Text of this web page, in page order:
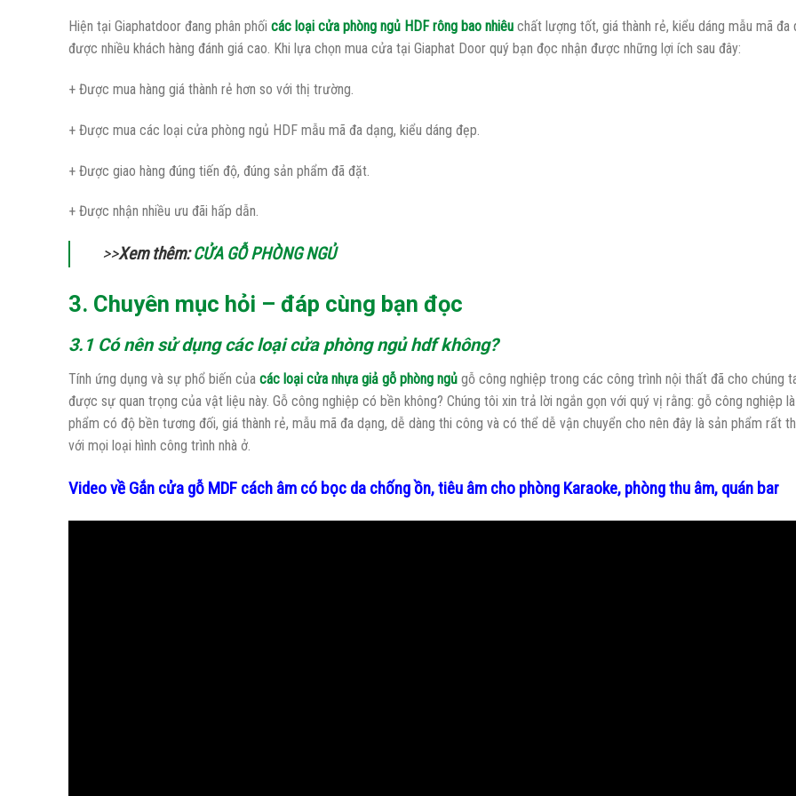
Hiện tại Giaphatdoor đang phân phối các loại cửa phòng ngủ HDF rông bao nhiêu chất lượng tốt, giá thành rẻ, kiểu dáng mẫu mã đa
được nhiều khách hàng đánh giá cao. Khi lựa chọn mua cửa tại Giaphat Door quý bạn đọc nhận được những lợi ích sau đây:
+ Được mua hàng giá thành rẻ hơn so với thị trường.
+ Được mua các loại cửa phòng ngủ HDF mẫu mã đa dạng, kiểu dáng đẹp.
+ Được giao hàng đúng tiến độ, đúng sản phẩm đã đặt.
+ Được nhận nhiều ưu đãi hấp dẫn.
>>Xem thêm:CỬA GỖ PHÒNG NGỦ
3. Chuyên mục hỏi – đáp cùng bạn đọc
3.1 Có nên sử dụng các loại cửa phòng ngủ hdf không?
Tính ứng dụng và sự phổ biến của các loại cửa nhựa giả gỗ phòng ngủ gỗ công nghiệp trong các công trình nội thất đã cho chúng
được sự quan trọng của vật liệu này. Gỗ công nghiệp có bền không? Chúng tôi xin trả lời ngắn gọn với quý vị rằng: gỗ công nghiệp
phẩm có độ bền tương đối, giá thành rẻ, mẫu mã đa dạng, dễ dàng thi công và có thể dễ vận chuyển cho nên đây là sản phẩm rất
với mọi loại hình công trình nhà ở.
Video về Gắn cửa gỗ MDF cách âm có bọc da chống ồn, tiêu âm cho phòng Karaoke, phòng thu âm, quán bar